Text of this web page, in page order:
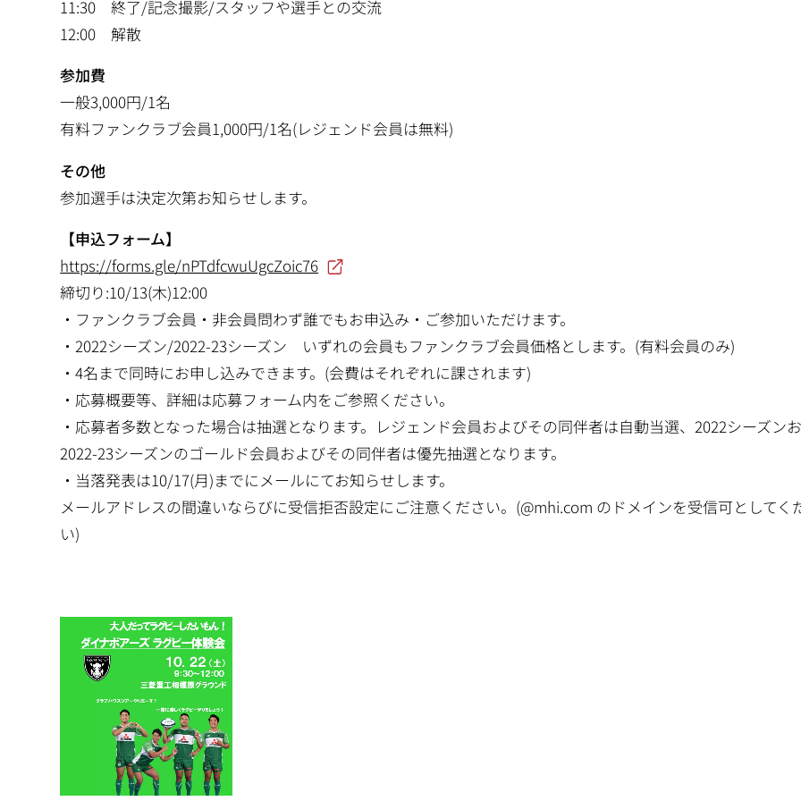
11:30 終了/記念撮影/スタッフや選手との交流
12:00 解散
参加費
一般3,000円/1名
有料ファンクラブ会員1,000円/1名(レジェンド会員は無料)
その他
参加選手は決定次第お知らせします。
【申込フォーム】
https://forms.gle/nPTdfcwuUgcZoic76
締切り:10/13(木)12:00
・ファンクラブ会員・非会員問わず誰でもお申込み・ご参加いただけます。
・2022シーズン/2022-23シーズン いずれの会員もファンクラブ会員価格とします。(有料会員のみ)
・4名まで同時にお申し込みできます。(会費はそれぞれに課されます)
・応募概要等、詳細は応募フォーム内をご参照ください。
・応募者多数となった場合は抽選となります。レジェンド会員およびその同伴者は自動当選、2022シーズン
2022-23シーズンのゴールド会員およびその同伴者は優先抽選となります。
・当落発表は10/17(月)までにメールにてお知らせします。
メールアドレスの間違いならびに受信拒否設定にご注意ください。(@mhi.com のドメインを受信可としてく
い)